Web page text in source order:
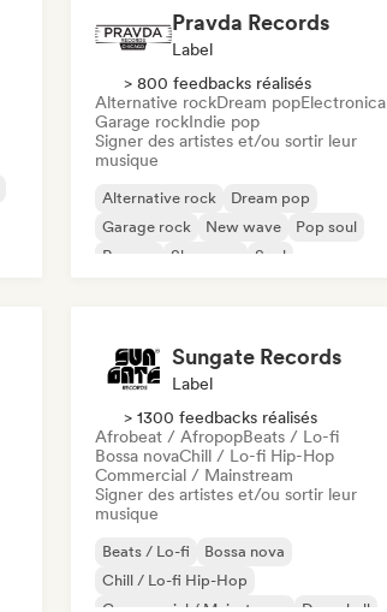
Pravda Records
Label
> 800 feedbacks réalisés
Alternative rockDream popElectronica
Garage rockIndie pop
Signer des artistes et/ou sortir leur
musique
Alternative rock
Dream pop
Garage rock
New wave
Pop soul
Reggae
Shoegaze Soul
Sungate Records
Label
> 1300 feedbacks réalisés
Afrobeat / AfropopBeats / Lo-fi
Bossa novaChill / Lo-fi Hip-Hop
Commercial / Mainstream
Signer des artistes et/ou sortir leur
musique
Beats / Lo-fi
Bossa nova
Chill / Lo-fi Hip-Hop